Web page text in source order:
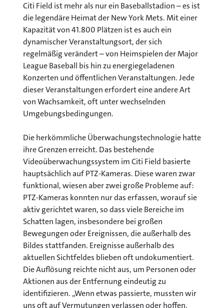
Citi Field ist mehr als nur ein Baseballstadion – es ist
die legendäre Heimat der New York Mets. Mit einer
Kapazität von 41.800 Plätzen ist es auch ein
dynamischer Veranstaltungsort, der sich
regelmäßig verändert – von Heimspielen der Major
League Baseball bis hin zu energiegeladenen
Konzerten und öffentlichen Veranstaltungen. Jede
dieser Veranstaltungen erfordert eine andere Art
von Wachsamkeit, oft unter wechselnden
Umgebungsbedingungen.
Die herkömmliche Überwachungstechnologie hatte
ihre Grenzen erreicht. Das bestehende
Videoüberwachungssystem im Citi Field basierte
hauptsächlich auf PTZ-Kameras. Diese waren zwar
funktional, wiesen aber zwei große Probleme auf:
PTZ-Kameras konnten nur das erfassen, worauf sie
aktiv gerichtet waren, so dass viele Bereiche im
Schatten lagen, insbesondere bei großen
Bewegungen oder Ereignissen, die außerhalb des
Bildes stattfanden. Ereignisse außerhalb des
aktuellen Sichtfeldes blieben oft undokumentiert.
Die Auflösung reichte nicht aus, um Personen oder
Aktionen aus der Entfernung eindeutig zu
identifizieren. „Wenn etwas passierte, mussten wir
uns oft auf Vermutungen verlassen oder hoffen,